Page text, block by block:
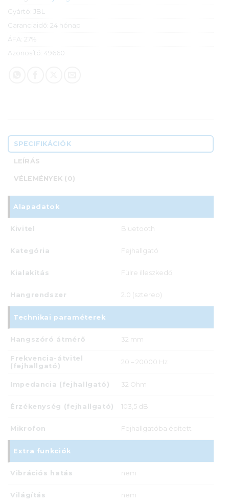
Gyártó: JBL
Garanciaidő: 24 hónap
ÁFA: 27%
Azonosító: 49660
SPECIFIKÁCIÓK
LEÍRÁS
VÉLEMÉNYEK (0)
Alapadatok
Kivitel Bluetooth
Kategória Fejhallgató
Kialakítás Fülre illeszkedő
Hangrendszer 2.0 (sztereo)
Technikai paraméterek
Hangszóró átmérő 32 mm
Frekvencia-átvitel
(fejhallgató)
20 – 20000 Hz
Impedancia (fejhallgató) 32 Ohm
Érzékenység (fejhallgató) 103,5 dB
Mikrofon Fejhallgatóba épített
Extra funkciók
Vibrációs hatás nem
Világítás nem